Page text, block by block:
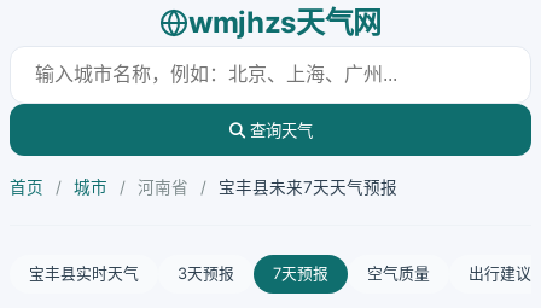
wmjhzs天气网
查询天气
首页 / 城市 / 河南省 / 宝丰县未来7天天气预报
宝丰县实时天气 3天预报 7天预报 空气质量 出行建议